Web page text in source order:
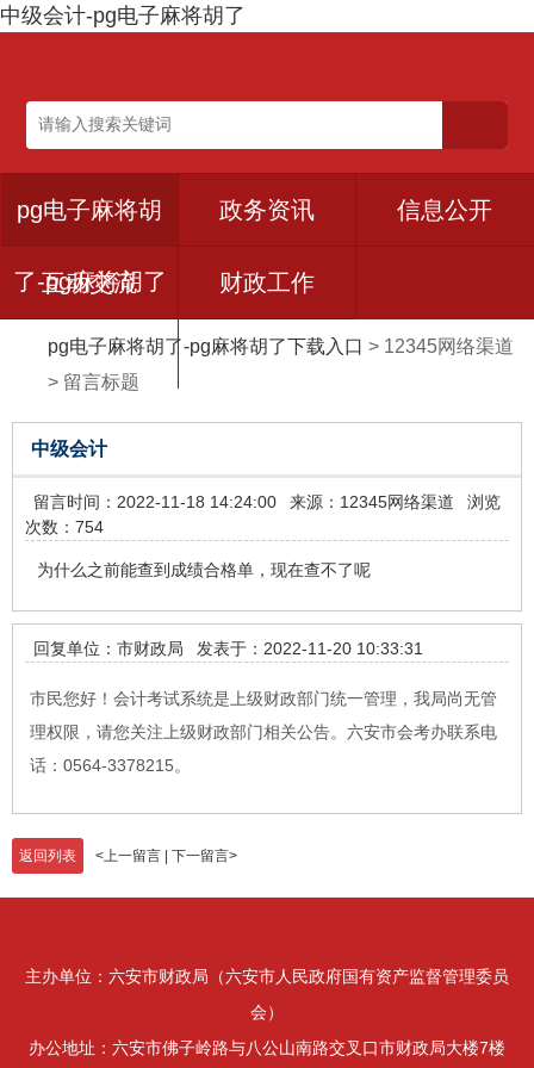
中级会计-pg电子麻将胡了
pg电子麻将胡
了-pg麻将胡了
下载入口
政务资讯 信息公开
互动交流 财政工作
pg电子麻将胡了-pg麻将胡了下载入口 > 12345网络渠道
> 留言标题
中级会计
留言时间：2022-11-18 14:24:00 来源：12345网络渠道
浏览
次数：754
为什么之前能查到成绩合格单，现在查不了呢
回复单位：市财政局 发表于：2022-11-20 10:33:31
市民您好！会计考试系统是上级财政部门统一管理，我局尚无管
理权限，请您关注上级财政部门相关公告。六安市会考办联系电
话：0564-3378215。
返回列表 <上一留言 下一留言>
主办单位：六安市财政局（六安市人民政府国有资产监督管理委员
会）
办公地址：六安市佛子岭路与八公山南路交叉口市财政局大楼7楼